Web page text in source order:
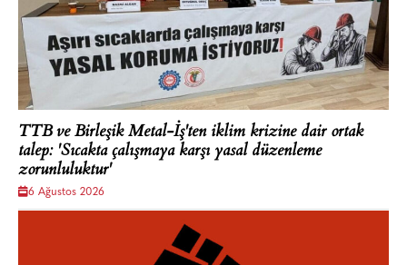
TTB ve Birleşik Metal-İş'ten iklim krizine dair ortak
talep: 'Sıcakta çalışmaya karşı yasal düzenleme
zorunluluktur'
6 Ağustos 2026